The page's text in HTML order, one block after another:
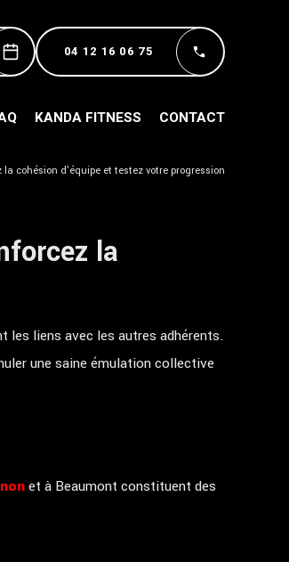
04 12 16 06 75
KANDA FITNESS CONTACT
cohésion d'équipe et testez votre progression
la
les liens avec les autres adhérents.
une saine émulation collective
et à Beaumont constituent des